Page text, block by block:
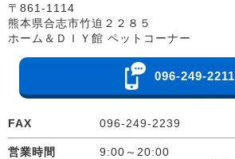
〒861-1114
熊本県合志市竹迫２２８５
ホーム＆ＤＩＹ館 ペットコーナー
096-249-2211
FAX 096-249-2239
営業時間
9:00～20:00